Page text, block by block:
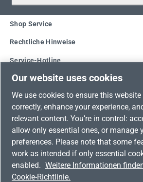
Service-Hotline
Shop Service
Rechtliche Hinweise
Unsere Vorteile
Versandarten
Zahlungsarten
Adresse
Umweltschutz & Partnerschaft
Jetzt auf Social Media folgen!
Our website uses cookies
We use cookies to ensure this
correctly, enhance your experience,
relevant content. You’re in control:
allow only essential ones, or manage
preferences. Please note that some
work as intended if only essential
enabled. Weitere Informationen
Cookie-Richtlinie.